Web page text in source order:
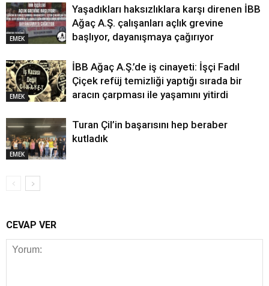
EMEK
Yaşadıkları haksızlıklara karşı direnen İBB
Ağaç A.Ş. çalışanları açlık grevine
başlıyor, dayanışmaya çağırıyor
EMEK
İBB Ağaç A.Ş.’de iş cinayeti: İşçi Fadıl
Çiçek refüj temizliği yaptığı sırada bir
aracın çarpması ile yaşamını yitirdi
EMEK
Turan Çil’in başarısını hep beraber
kutladık
CEVAP VER